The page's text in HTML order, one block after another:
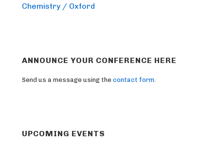
Chemistry / Oxford
ANNOUNCE YOUR CONFERENCE HERE
Send us a message using the contact form
UPCOMING EVENTS